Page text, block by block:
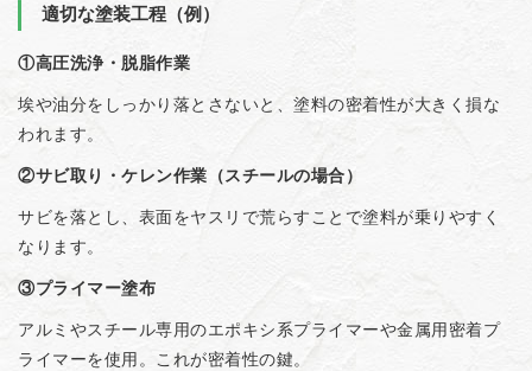
適切な塗装工程（例）
①高圧洗浄・脱脂作業
埃や油分をしっかり落とさないと、塗料の密着性が大きく損な
われます。
②サビ取り・ケレン作業（スチールの場合）
サビを落とし、表面をヤスリで荒らすことで塗料が乗りやすく
なります。
③プライマー塗布
アルミやスチール専用のエポキシ系プライマーや金属用密着プ
ライマーを使用。これが密着性の鍵。